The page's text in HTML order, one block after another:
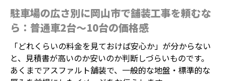
駐車場の広さ別に岡山市で舗装工事を頼むな
ら：普通車2台～10台の価格感
「どれくらいの料金を見ておけば安心か」が分からない
と、見積書が高いのか安いのか判断しづらいものです。
あくまでアスファルト舗装で、一般的な地盤・標準的な